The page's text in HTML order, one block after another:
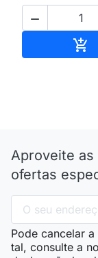


Aproveite as
ofertas
Pode cancelar
tal, consulte a